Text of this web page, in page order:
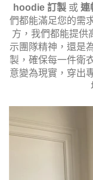
hoodie 訂製或 連
們都能滿足您的需
方，我們都能提供
示團隊精神，還是
製，確保每一件衛
意變為現實，穿出